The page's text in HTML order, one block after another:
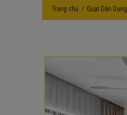
Trang chủ Quạt Dân Dụng